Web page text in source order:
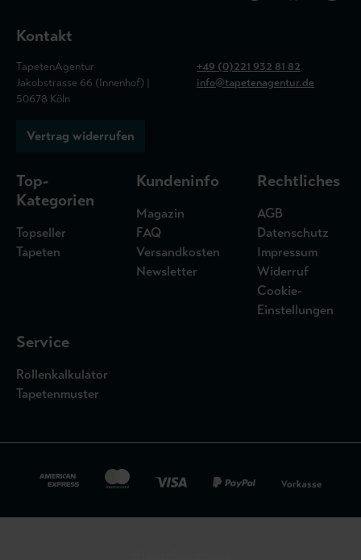
Kontakt
TapetenAgentur
Jakobstrasse 66 (Innenhof) |
50678 Köln
+49 (0)221 932 81 82
info@tapetenagentur.de
Vertrag widerrufen
Top-
Kategorien
Topseller
Tapeten
Kundeninfo
Magazin
FAQ
Versandkosten
Newsletter
Rechtliches
AGB
Datenschutz
Impressum
Widerruf
Cookie-
Einstellungen
Service
Rollenkalkulator
Tapetenmuster